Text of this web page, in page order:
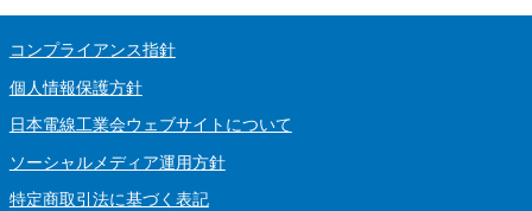
コンプライアンス指針
個人情報保護方針
日本電線工業会ウェブサイトについて
ソーシャルメディア運用方針
特定商取引法に基づく表記